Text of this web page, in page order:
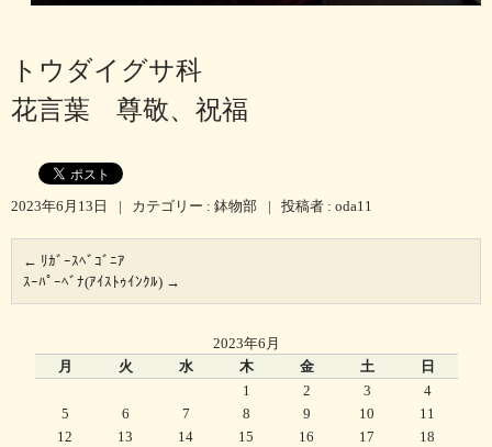
トウダイグサ科
花言葉 尊敬、祝福
2023年6月13日 | カテゴリー : 鉢物部 | 投稿者 : oda11
← ﾘｶﾞｰｽﾍﾞｺﾞﾆｱ
ｽｰﾊﾟｰﾍﾞﾅ(ｱｲｽﾄｩｲﾝｸﾙ) →
2023年6月
月
火 水 木 金 土 日
1 2 3
4
5
6 7 8 9 10
11
12
13 14 15 16 17
18